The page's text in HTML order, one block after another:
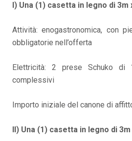
I) Una (1) casetta in legno di 3m
Attività: enogastronomica, con
obbligatorie nell’offerta
Elettricità: 2 prese Schuko
complessivi
Importo iniziale del canone di
II) Una (1) casetta in legno di